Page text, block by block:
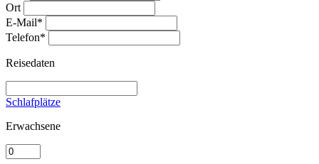
Ort
E-Mail*
Telefon*
Reisedaten
Schlafplätze
Erwachsene